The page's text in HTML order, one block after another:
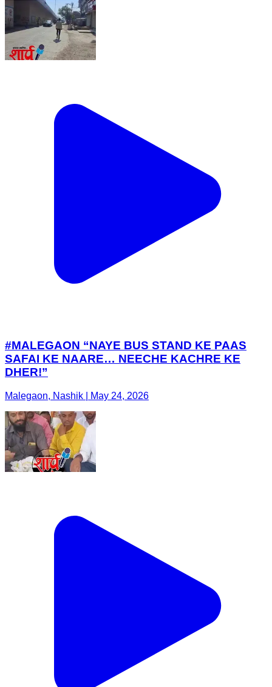
#MALEGAON “NAYE BUS STAND KE PAAS
SAFAI KE NAARE… NEECHE KACHRE KE
DHER!”
Malegaon, Nashik | May 24, 2026